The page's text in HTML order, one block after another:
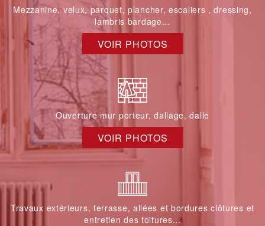
Mezzanine, velux, parquet, plancher, escaliers , dressing,
lambris bardage...
VOIR PHOTOS
Ouverture mur porteur, dallage, dalle
VOIR PHOTOS
Travaux extérieurs, terrasse, allées et bordures clôtures et
entretien des toitures...